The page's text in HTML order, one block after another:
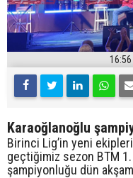
16:56
Karaoğlanoğlu
Birinci Lig’in yeni
geçtiğimiz sezon BTM 1.
şampiyonluğu dün